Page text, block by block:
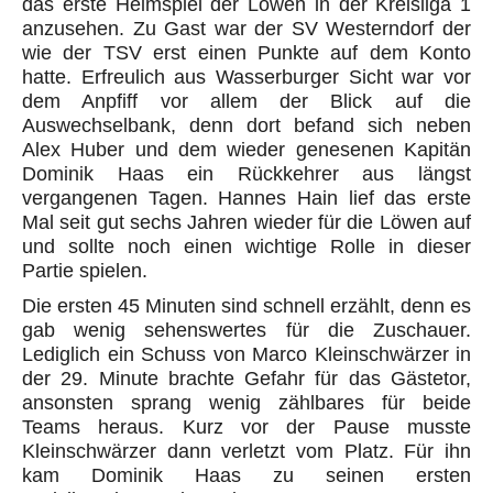
das erste Heimspiel der Löwen in der Kreisliga 1
anzusehen. Zu Gast war der SV Westerndorf der
wie der TSV erst einen Punkte auf dem Konto
hatte. Erfreulich aus Wasserburger Sicht war vor
dem Anpfiff vor allem der Blick auf die
Auswechselbank, denn dort befand sich neben
Alex Huber und dem wieder genesenen Kapitän
Dominik Haas ein Rückkehrer aus längst
vergangenen Tagen. Hannes Hain lief das erste
Mal seit gut sechs Jahren wieder für die Löwen auf
und sollte noch einen wichtige Rolle in dieser
Partie spielen.
Die ersten 45 Minuten sind schnell erzählt, denn es
gab wenig sehenswertes für die Zuschauer.
Lediglich ein Schuss von Marco Kleinschwärzer in
der 29. Minute brachte Gefahr für das Gästetor,
ansonsten sprang wenig zählbares für beide
Teams heraus. Kurz vor der Pause musste
Kleinschwärzer dann verletzt vom Platz. Für ihn
kam Dominik Haas zu seinen ersten